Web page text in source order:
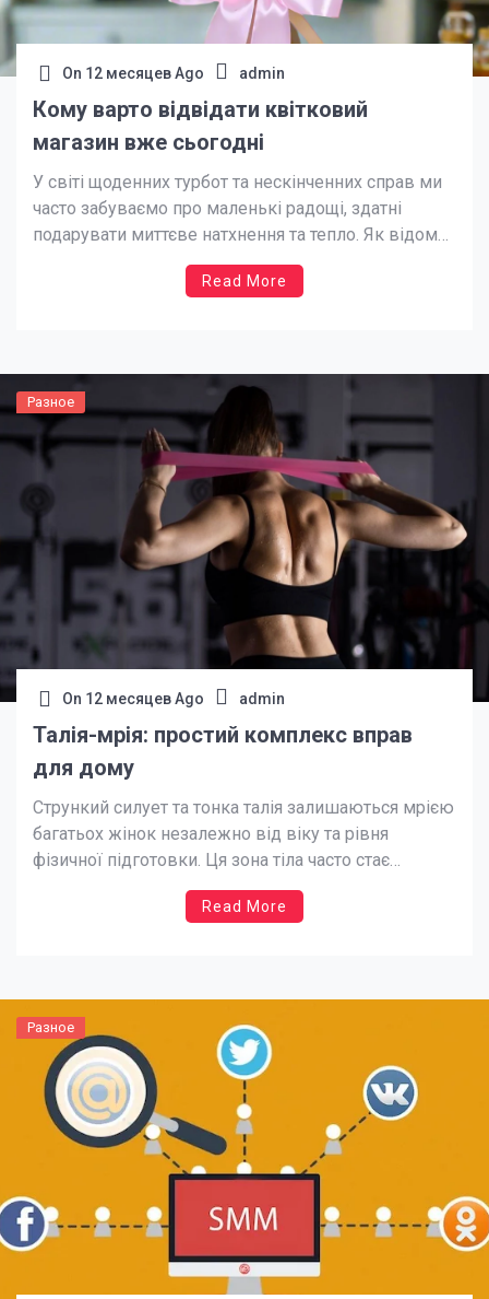
On 12 месяцев Ago admin
Кому варто відвідати квітковий
магазин вже сьогодні
У світі щоденних турбот та нескінченних справ ми
часто забуваємо про маленькі радощі, здатні
подарувати миттєве натхнення та тепло. Як відомо,
квіткові магазини в Києві — це місця, де пахне
життям, кольорами та емоціями. Здається, ніби
Read More
Разное
On 12 месяцев Ago admin
Талія-мрія: простий комплекс вправ
для дому
Стрункий силует та тонка талія залишаються мрією
багатьох жінок незалежно від віку та рівня
фізичної підготовки. Ця зона тіла часто стає
проблемною через особливості жіночої фізіології,
гормональні зміни, сидячий спосіб життя та
Read More
Разное